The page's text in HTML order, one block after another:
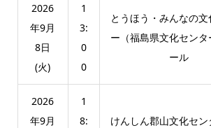
2026
年9月
8日
(火)
1
3:
0
0
とうほう・みんなの文
ー（福島県文化センタ
ール
2026
年9月
1
8:
けんしん郡山文化セ